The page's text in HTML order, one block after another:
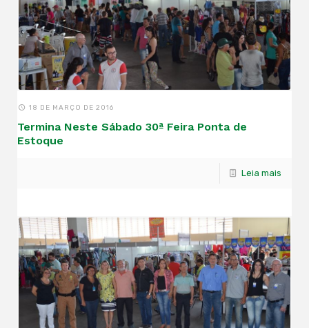
18 DE MARÇO DE 2016
Termina Neste Sábado 30ª Feira Ponta de
Estoque
Leia mais